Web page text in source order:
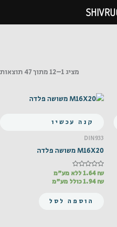
מציג 1–12 מתוך 47 תוצאות
קנה עכשיו
DIN933
M16X20 משושה פלדה
דורג
מתוך
1.64₪
ללא מע"מ
1.94₪ כולל מע"מ
הוספה לסל